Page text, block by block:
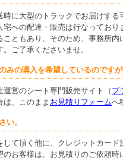
に大型のトラックでお届けす
への配達・販売は行なってお
ともあり、そのため、事務所
ご了承くださいませ。
みの購入を希望しているのです
営のシート専門販売サイト（ プ
は、このまま お見積りフォームへ
い。
て頂く他に、クレジットカード
お客様は、お見積りのご依頼時